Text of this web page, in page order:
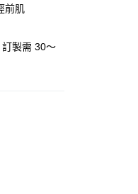
東、偏遠地
前肌
訂製需 30～